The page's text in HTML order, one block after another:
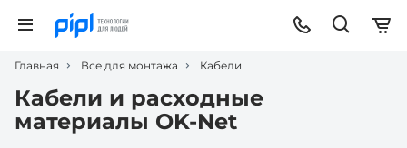
Главная Все для монтажа Кабели
Кабели и расходные
материалы OK-Net